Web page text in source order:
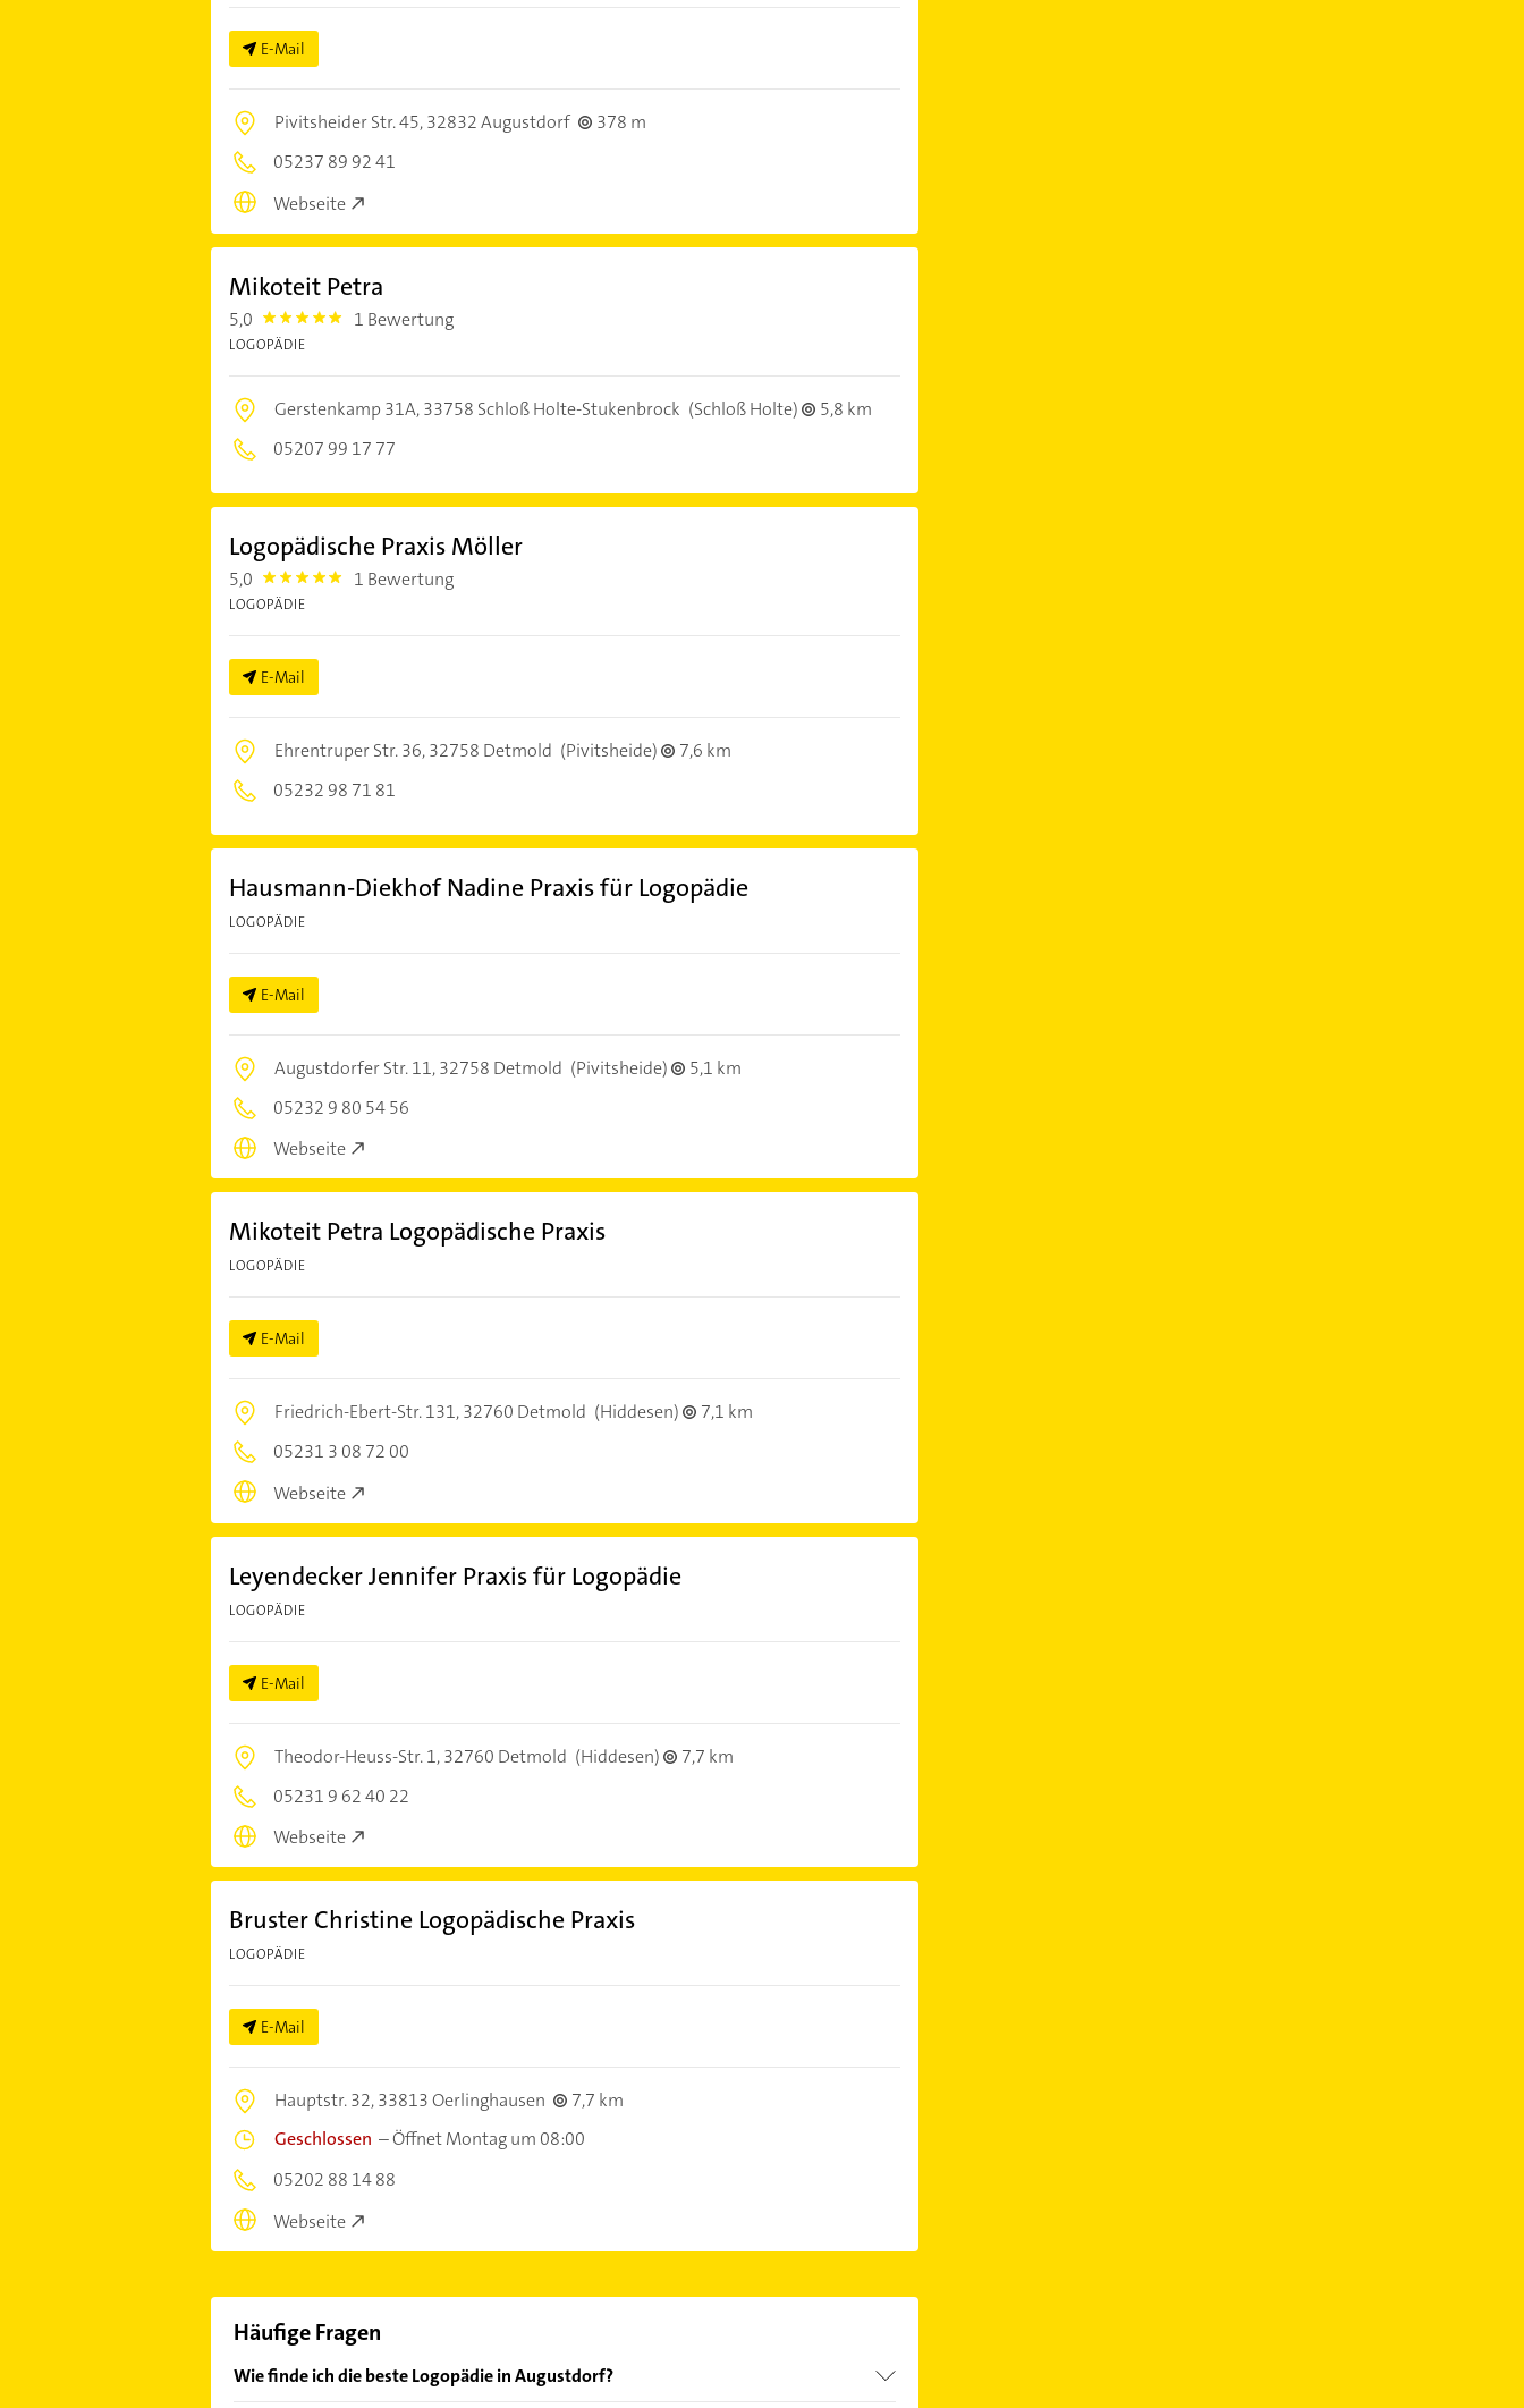
E-Mail
Pivitsheider Str. 45,32832 Augustdorf
378 m
05237 89 92 41
Webseite
Mikoteit Petra
5,0 5.0 1 Bewertung
LOGOPÄDIE
Gerstenkamp 31A,33758 Schloß Holte-Stukenbrock (Schloß Holte)
5,8 km
05207 99 17 77
Logopädische Praxis Möller
5,0 5.0 1 Bewertung
LOGOPÄDIE
E-Mail
Ehrentruper Str. 36,32758 Detmold (Pivitsheide)
7,6 km
05232 98 71 81
Hausmann-Diekhof Nadine Praxis für Logopädie
LOGOPÄDIE
E-Mail
Augustdorfer Str. 11,32758 Detmold (Pivitsheide)
5,1 km
05232 9 80 54 56
Webseite
Mikoteit Petra Logopädische Praxis
LOGOPÄDIE
E-Mail
Friedrich-Ebert-Str. 131,32760 Detmold (Hiddesen)
7,1 km
05231 3 08 72 00
Webseite
Leyendecker Jennifer Praxis für Logopädie
LOGOPÄDIE
E-Mail
Theodor-Heuss-Str. 1,32760 Detmold (Hiddesen)
7,7 km
05231 9 62 40 22
Webseite
Bruster Christine Logopädische Praxis
LOGOPÄDIE
E-Mail
Hauptstr. 32,33813 Oerlinghausen
7,7 km
Geschlossen –Öffnet Montag um 08:00
05202 88 14 88
Webseite
Häufige Fragen
Wie finde ich die beste Logopädie in Augustdorf?